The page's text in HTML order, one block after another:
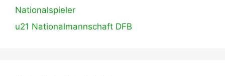
Nationalspieler
u21 Nationalmannschaft DFB